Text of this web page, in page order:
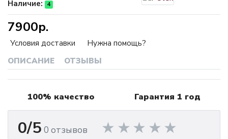
ОПИСАНИЕ ОТЗЫВЫ
Наличие:
4
7900р.
Условия доставки Нужна помощь?
100% качество Гарантия 1 год
0/5 0 отзывов